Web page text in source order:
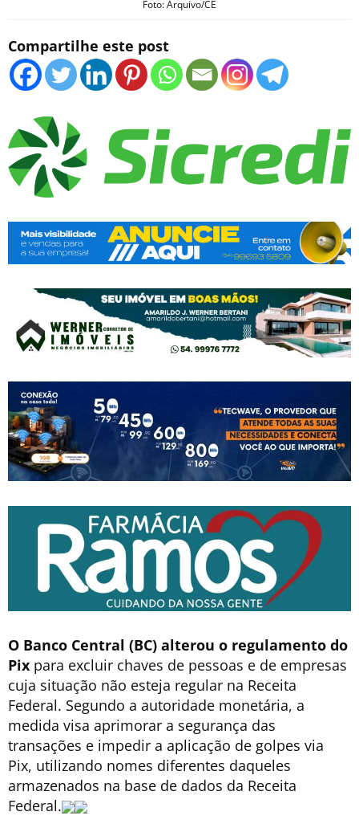
Foto: Arquivo/CE
Compartilhe este post
O Banco Central (BC) alterou o regulamento do
Pix para excluir chaves de pessoas e de empresas
cuja situação não esteja regular na Receita
Federal. Segundo a autoridade monetária, a
medida visa aprimorar a segurança das
transações e impedir a aplicação de golpes via
Pix, utilizando nomes diferentes daqueles
armazenados na base de dados da Receita
Federal.